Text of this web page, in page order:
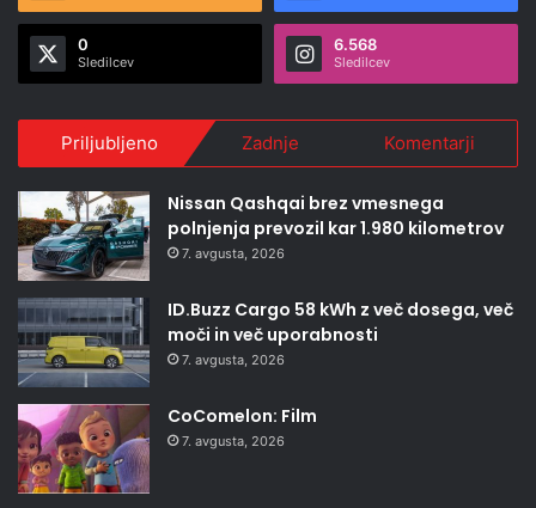
0
Sledilcev
6.568
Sledilcev
Priljubljeno Zadnje Komentarji
Nissan Qashqai brez vmesnega
polnjenja prevozil kar 1.980 kilometrov
7. avgusta, 2026
ID.Buzz Cargo 58 kWh z več dosega, več
moči in več uporabnosti
7. avgusta, 2026
CoComelon: Film
7. avgusta, 2026